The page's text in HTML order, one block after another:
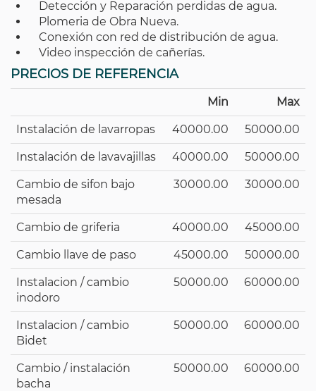
Detección y Reparación perdidas de agua.
Plomeria de Obra Nueva.
Conexión con red de distribución de agua.
Video inspección de cañerías.
PRECIOS DE REFERENCIA
Min Max
Instalación de lavarropas 40000.00 50000.00
Instalación de lavavajillas 40000.00 50000.00
Cambio de sifon bajo
mesada
30000.00 30000.00
Cambio de griferia 40000.00 45000.00
Cambio llave de paso 45000.00 50000.00
Instalacion / cambio
inodoro
50000.00 60000.00
Instalacion / cambio
Bidet
50000.00 60000.00
Cambio / instalación
bacha
50000.00 60000.00